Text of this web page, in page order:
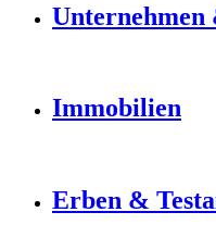
Unternehmen
Immobilien
Erben &